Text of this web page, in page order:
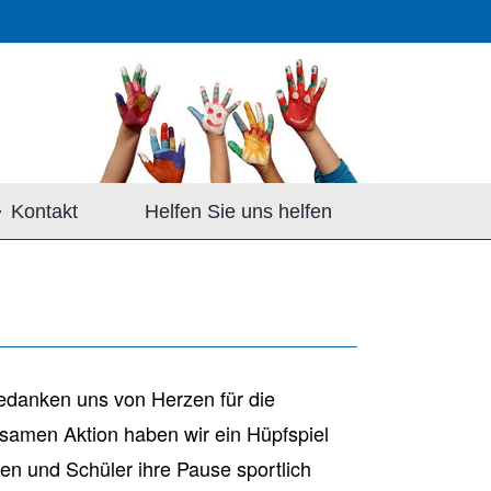
Kontakt Helfen Sie uns helfen
uns von Herzen für die
Aktion haben wir ein Hüpfspiel
und Schüler ihre Pause sportlich